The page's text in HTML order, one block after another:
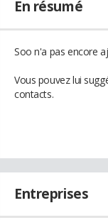
En résumé
Soo n'a pas encore
Vous pouvez lui
contacts.
Entreprises